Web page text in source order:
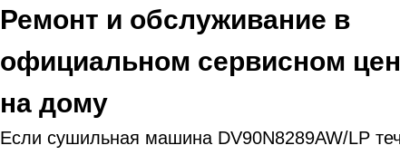
Ремонт и обслуживание в
официальном сервисном
на дому
Если сушильная машина DV90N8289AW/LP